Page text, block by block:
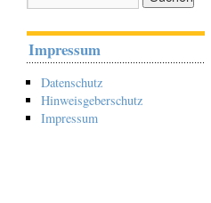
Impressum
Datenschutz
Hinweisgeberschutz
Impressum